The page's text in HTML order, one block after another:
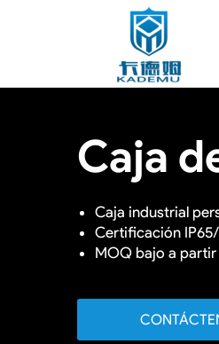
Caja
Caja industrial
Certificación
MOQ bajo a partir